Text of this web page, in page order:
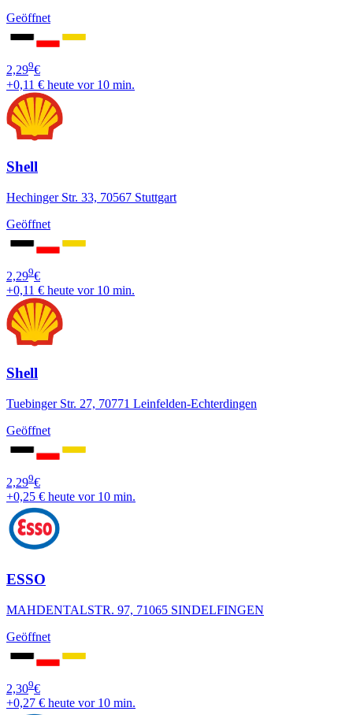
Geöffnet
2,299€
+0,11 € heute vor 10 min.
Shell
Hechinger Str. 33, 70567 Stuttgart
Geöffnet
2,299€
+0,11 € heute vor 10 min.
Shell
Tuebinger Str. 27, 70771 Leinfelden-Echterdingen
Geöffnet
2,299€
+0,25 € heute vor 10 min.
ESSO
MAHDENTALSTR. 97, 71065 SINDELFINGEN
Geöffnet
2,309€
+0,27 € heute vor 10 min.